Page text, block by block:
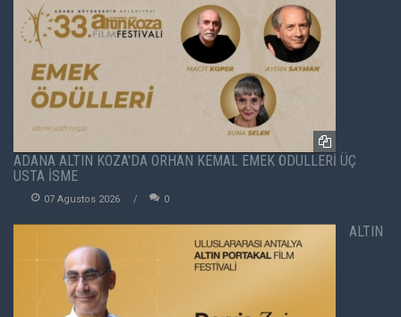
ADANA ALTIN KOZA'DA ORHAN KEMAL EMEK ÖDÜLLERİ ÜÇ
USTA İSME
07 Agustos 2026 0
ALTIN